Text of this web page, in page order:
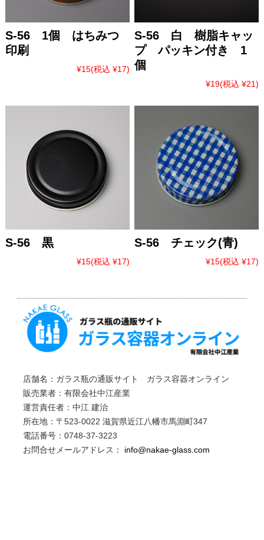
S-56 1個 はちみつ
印刷
¥15(税込 ¥17)
S-56 白 樹脂キャッ
プ パッキン付き 1
個
¥19(税込 ¥21)
S-56 黒
¥15(税込 ¥17)
S-56 チェック(青)
¥15(税込 ¥17)
店舗名：ガラス瓶の通販サイト ガラス容器オンライン
販売業者：有限会社中江産業
運営責任者：中江 建治
所在地：〒523-0022 滋賀県近江八幡市馬淵町347
電話番号：0748-37-3223
お問合せメールアドレス： info@nakae-glass.com